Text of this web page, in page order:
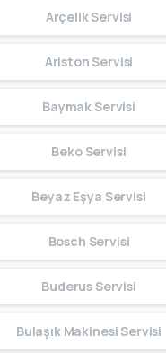
Arçelik Servisi
Ariston Servisi
Baymak Servisi
Beko Servisi
Beyaz Eşya Servisi
Bosch Servisi
Buderus Servisi
Bulaşık Makinesi Servisi